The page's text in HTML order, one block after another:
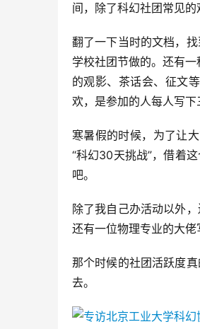
间，除了科幻社团常见的
翻了一下当时的文档，
学校社团节做的。还有
的观影、茶话会、征文
欢，是参加的人每人写
寒暑假的时候，为了让
“科幻30天挑战”，借着
吧。
除了我自己办活动以外
还有一位物理专业的大佬
那个时候的社团活跃度
去。